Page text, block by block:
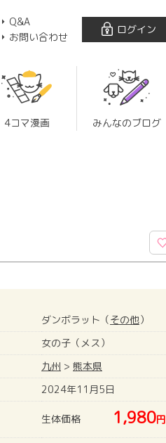
Q&A
お問い合わせ
ログイン
4コマ漫画 みんなのブログ
ダンボラット（その他）
女の子（メス）
九州 > 熊本県
2024年11月5日
生体価格 1,980円